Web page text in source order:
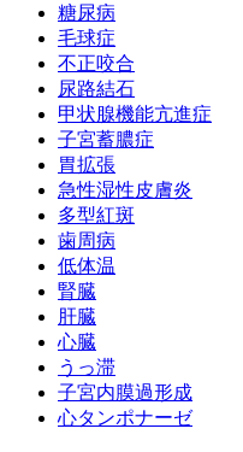
糖尿病
毛球症
不正咬合
尿路結石
甲状腺機能亢進症
子宮蓄膿症
胃拡張
急性湿性皮膚炎
多型紅斑
歯周病
低体温
腎臓
肝臓
心臓
うっ滞
子宮内膜過形成
心タンポナーゼ